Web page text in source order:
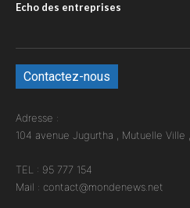
Echo des entreprises
Contactez-nous
Adresse :
104 avenue Jugurtha , Mutuelle Ville
TEL : 95 777 154
Mail : contact@mondenews.net